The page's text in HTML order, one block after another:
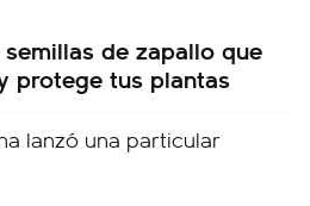
de zapallo que
protege tus plantas